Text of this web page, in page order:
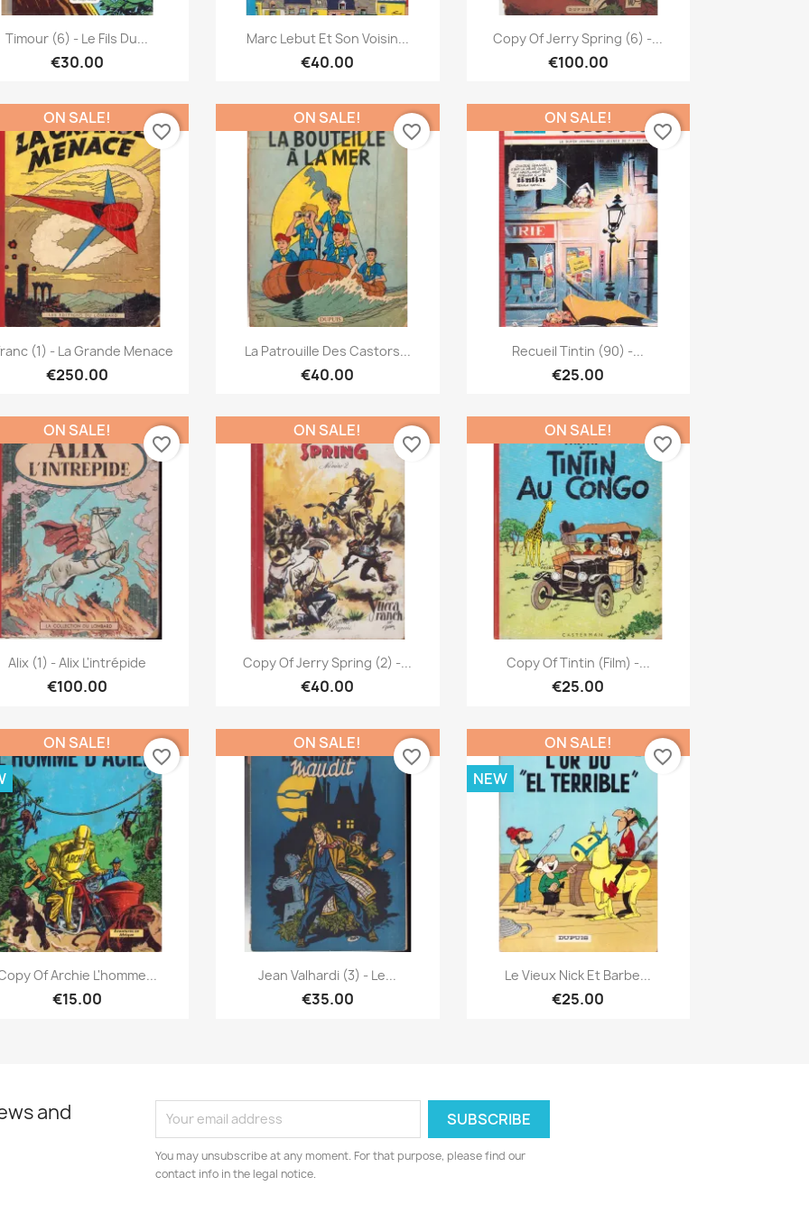
 Quick view
Timour (6) - Le Fils Du...
€30.00
Quick view
Marc Lebut Et Son Voisin...
€40.00
Quick view
Copy Of Jerry Spring (6) -...
€100.00
 Quick view
(1) - La Grande Menace
€250.00
ON SALE!
favorite_border
Quick view
La Patrouille Des Castors...
€40.00
ON SALE!
favorite_border
Quick view
Recueil Tintin (90) -...
€25.00
ON SALE!
favorite_border
 Quick view
Alix (1) - Alix L'intrépide
€100.00
ON SALE!
favorite_border
Quick view
Copy Of Jerry Spring (2) -...
€40.00
ON SALE!
favorite_border
Quick view
Copy Of Tintin (Film) -...
€25.00
ON SALE!
favorite_border
Quick view
Of Archie L'homme...
€15.00
ON SALE!
favorite_border
Quick view
Jean Valhardi (3) - Le...
€35.00
ON SALE!
favorite_border
Quick view
Le Vieux Nick Et Barbe...
€25.00
ON SALE!
NEW
favorite_border
and
You may unsubscribe at any moment. For that purpose, please find our
contact info in the legal notice.